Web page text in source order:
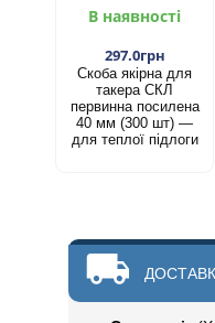
В наявності
297.0грн
Скоба якірна для
такера СКЛ
первинна посилена
40 мм (300 шт) —
для теплої підлоги